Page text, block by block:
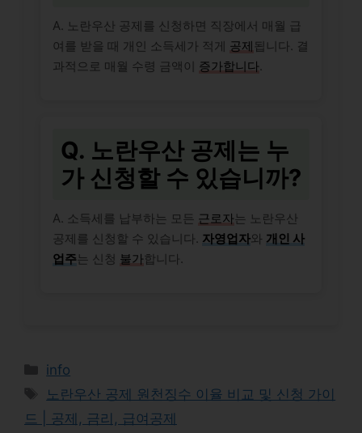
A. 노란우산 공제를 신청하면 직장에서 매월 급
여를 받을 때 개인 소득세가 적게 공제 됩니다. 결
과적으로 매월 수령 금액이 증가합니다
Q. 노란우산 공제는 누
가 신청할 수 있습니까?
A. 소득세를 납부하는 모든 근로자는 노란우산
공제를 신청할 수 있습니다. 자영업자와 개인 사
업주는 신청 불가합니다.
Categories
info
Tags
노란우산 공제 원천징수 이율 비교 및 신청 가이
드 | 공제, 금리, 급여공제